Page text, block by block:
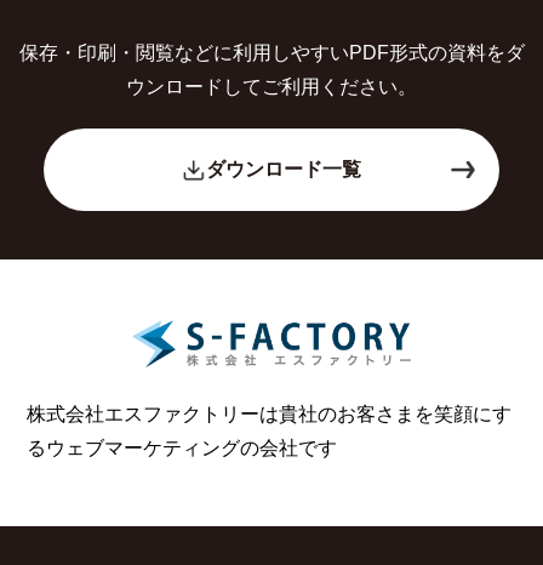
保存・印刷・閲覧などに利用しやすいPDF形式の資料をダ
ウンロードしてご利用ください。
ダウンロード一覧
株式会社エスファクトリーは貴社のお客さまを笑顔にす
る ウェブマーケティングの会社です